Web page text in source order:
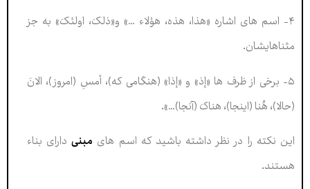
۴- اسم های اشاره «هذا، هذه، هؤلاء …» و«ذلکَ، اولئکَ» به جز
مثناهایشان.
۵- برخی از ظرف ها «إذ» و «إذا» (هنگامی که)، أمسِ (امروز)، الانَ
(حالا)، هُنا (اینجا)، هناکَ (آنجا)…».
این نکته را در نظر داشته باشید که اسم های مبنیدارای بناء
هستند.